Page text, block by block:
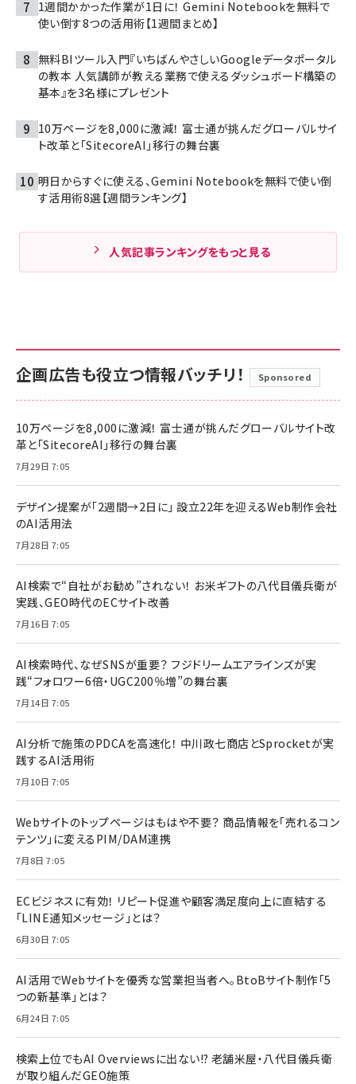
1週間かかった作業が1日に！ Gemini Notebookを無料で
使い倒す8つの活用術【1週間まとめ】
無料BIツール入門『いちばんやさしいGoogleデータポータル
の教本 人気講師が教える業務で使えるダッシュボード構築の
基本』を3名様にプレゼント
10万ページを8,000に激減！ 富士通が挑んだグローバルサイ
ト改革と「SitecoreAI」移行の舞台裏
明日からすぐに使える、Gemini Notebookを無料で使い倒
す活用術8選【週間ランキング】
人気記事ランキングをもっと見る
企画広告も役立つ情報バッチリ！ Sponsored
10万ページを8,000に激減！ 富士通が挑んだグローバルサイト改
革と「SitecoreAI」移行の舞台裏
7月29日 7:05
デザイン提案が「2週間→2日に」 設立22年を迎えるWeb制作会社
のAI活用法
7月28日 7:05
AI検索で“自社がお勧め”されない！ お米ギフトの八代目儀兵衛が
実践、GEO時代のECサイト改善
7月16日 7:05
AI検索時代、なぜSNSが重要？ フジドリームエアラインズが実
践“フォロワー6倍・UGC200％増”の舞台裏
7月14日 7:05
AI分析で施策のPDCAを高速化！ 中川政七商店とSprocketが実
践するAI活用術
7月10日 7:05
Webサイトのトップページはもはや不要？ 商品情報を「売れるコン
テンツ」に変えるPIM/DAM連携
7月8日 7:05
ECビジネスに有効！ リピート促進や顧客満足度向上に直結する
「LINE通知メッセージ」とは？
6月30日 7:05
AI活用でWebサイトを優秀な営業担当者へ。BtoBサイト制作「5
つの新基準」とは？
6月24日 7:05
検索上位でもAI Overviewsに出ない!? 老舗米屋・八代目儀兵衛
が取り組んだGEO施策